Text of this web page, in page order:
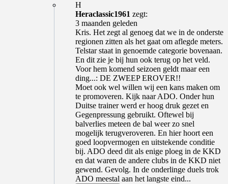
H
Heraclassic1961 zegt:
3 maanden geleden
Kris. Het zegt al genoeg dat we in de onderste
regionen zitten als het gaat om aflegde meters.
Telstar staat in genoemde categorie bovenaan.
En dit zie je bij hun ook terug op het veld.
Voor hem komend seizoen geldt maar een
ding...: DE ZWEEP EROVER!!
Moet ook wel willen wij een kans maken om
te promoveren. Kijk naar ADO. Onder hun
Duitse trainer werd er hoog druk gezet en
Gegenpressung gebruikt. Oftewel bij
balverlies meteen de bal weer zo snel
mogelijk terugveroveren. En hier hoort een
goed loopvermogen en uitstekende conditie
bij. ADO deed dit als enige ploeg in de KKD
en dat waren de andere clubs in de KKD niet
gewend. Gevolg. In de onderlinge duels trok
ADO meestal aan het langste eind...